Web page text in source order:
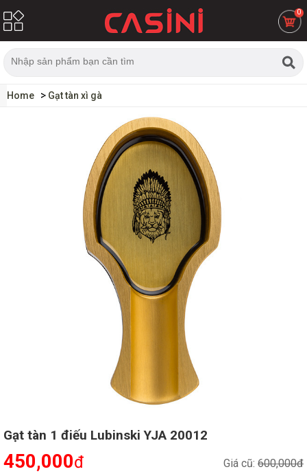
0
Home Gạt tàn xì gà
Gạt tàn 1 điếu Lubinski YJA 20012
Giá cũ: 600,000đ
450,000đ